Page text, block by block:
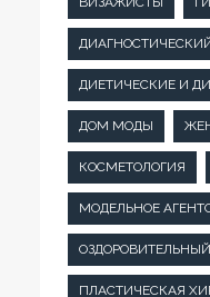
ДИЕТИЧЕСКИЕ И
ДОМ МОДЫ
КОСМЕТОЛОГИЯ
МОДЕЛЬНОЕ
ПЛАСТИЧЕСКАЯ